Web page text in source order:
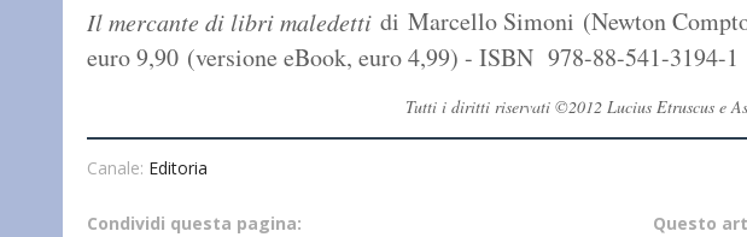
Il mercante di libri maledetti di Marcello Simoni (Newton
euro 9,90 (versione eBook, euro 4,99) - ISBN 978-88-541-3194-1
Tutti i diritti riservati ©2012 Lucius Etruscus e
Canale: Editoria
Questo
Condividi questa pagina: